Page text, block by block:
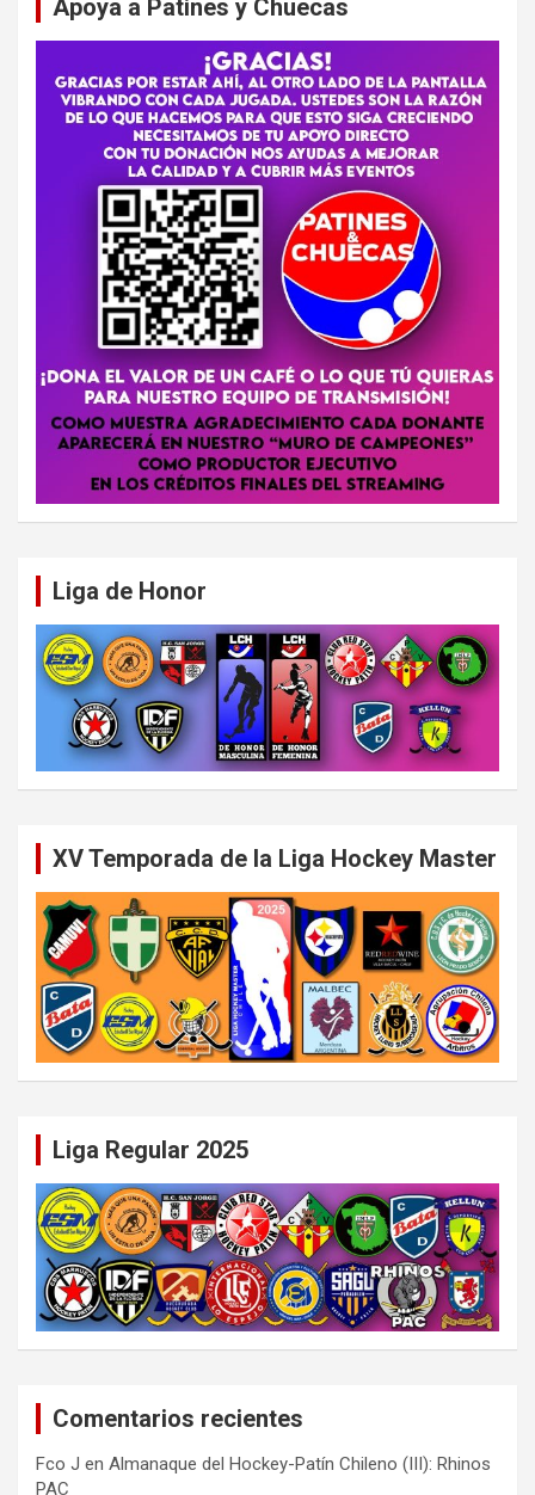
Apoya a Patines y Chuecas
Liga de Honor
XV Temporada de la Liga Hockey Master
Liga Regular 2025
Comentarios recientes
Fco J en Almanaque del Hockey-Patín Chileno (III): Rhinos
PAC